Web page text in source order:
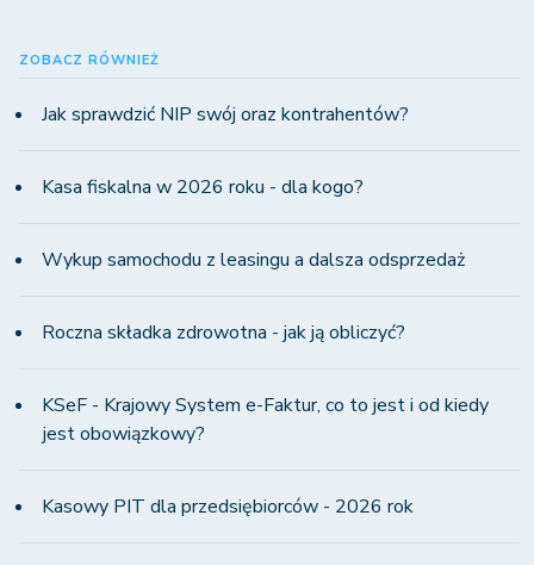
ZOBACZ RÓWNIEŻ
Jak sprawdzić NIP swój oraz kontrahentów?
Kasa fiskalna w 2026 roku - dla kogo?
Wykup samochodu z leasingu a dalsza odsprzedaż
Roczna składka zdrowotna - jak ją obliczyć?
KSeF - Krajowy System e-Faktur, co to jest i od kiedy
jest obowiązkowy?
Kasowy PIT dla przedsiębiorców - 2026 rok